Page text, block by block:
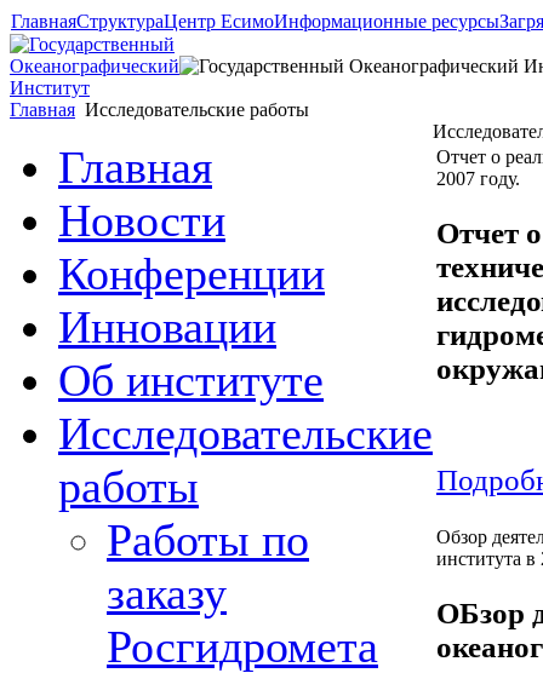
ГлавнаяСтруктураЦентр ЕсимоИнформационные ресурсы
Главная Исследовательские работы
Главная
Новости
Конференции
Инновации
Об институте
Исследовательские
работы
Работы по
заказу
Росгидромета
Отчет о
2007 году.
Отчет
Обзор
института в
ОБзор